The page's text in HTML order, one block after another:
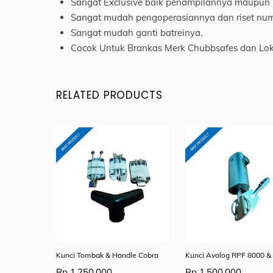
Sangat mudah pengoperasiannya dan riset
Sangat mudah ganti batreinya.
Cocok Untuk Brankas Merk Chubbsafes dan
RELATED PRODUCTS
Kunci Tombak & Handle Cobra Kunci Avalog RPF 8000